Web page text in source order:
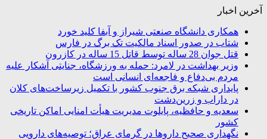
آخرین اخبار
همکاری دانشگاه صنعتی شیراز و آبفا کلید خورد
شتاب در صدور اسناد مالکیت تک برگ در فارس
قتل جوان 28 ساله توسط قاتل 15 ساله در کازرون
وزیر بهداشت در لامرد: حمله به ورزشگاه، جنایتی آشکار علیه
مردم بی‌دفاع و فاجعه‌ای انسانی است
پایداری شبکه برق جنوب کشور با تکمیل زیرساخت‌های کلان
در داراب و زرین‌دشت
سعدیه و حافظیه، پایلوت مدیریت هیأت امنایی اماکن تاریخی
کشور
نگهداری صحیح داروها در گرمای عراق؛ توصیه‌های دارویی